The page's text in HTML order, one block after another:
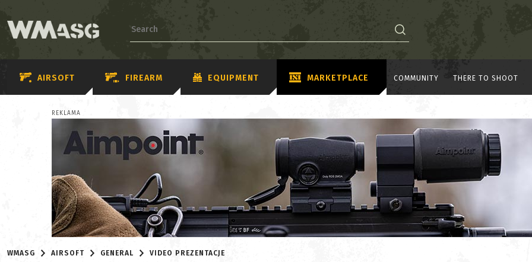
AIRSOFT FIREARM EQUIPMENT MARKETPLACE COMMUNITY THERE TO SHOOT
REKLAMA
WMASG AIRSOFT GENERAL VIDEO PREZENTACJE